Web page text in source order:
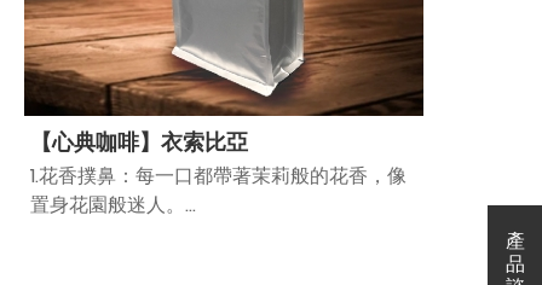
【心典咖啡】衣索比亞
1.花香撲鼻：每一口都帶著茉莉般的花香，像
置身花園般迷人。
產
產
品